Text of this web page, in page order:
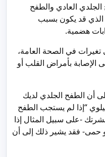
العادي والطفح
الذي قد يكون بسبب
هضمية.
في الصحة العامة،
الإصابة بأمراض القلب أو
أن الطفح الجلدي لديك
“إذا لم يستجب الطفح
-على سبيل المثال إذا
حمى- فقد يشير ذلك إلى أن